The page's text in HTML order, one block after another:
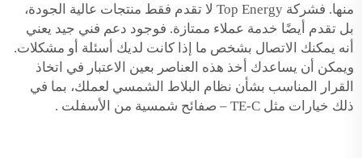
منها. فشركة Top Energy لا تقدم فقط منتجات عالية الجودة،
بل تقدم أيضًا خدمة عملاء ممتازة. فوجود دعم فني جيد يعني
أنه يمكنك الاتصال بشخص ما إذا كانت لديك أسئلة أو مشكلات.
ويمكن أن يساعدك أخذ هذه العناصر بعين الاعتبار في اتخاذ
القرار المناسب بشأن نظام البلاط الشمسي لعملك، بما في
ذلك خيارات مثل TE-C – صفائح شمسية من الأسفلت .